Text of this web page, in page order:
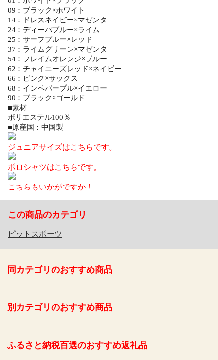
09：ブラック×ホワイト
14：ドレスネイビー×マゼンタ
24：ディーバブルー×ライム
25：サーフブルー×レッド
37：ライムグリーン×マゼンタ
54：フレイムオレンジ×ブルー
62：チャイニーズレッド×ネイビー
66：ピンク×サックス
68：インペパープル×イエロー
90：ブラック×ゴールド
■素材
ポリエステル100％
■原産国：中国製
ジュニアサイズはこちらです。
ポロシャツはこちらです。
こちらもいかがですか！
この商品のカテゴリ
ピットスポーツ
同カテゴリのおすすめ商品
別カテゴリのおすすめ商品
ふるさと納税百選のおすすめ返礼品